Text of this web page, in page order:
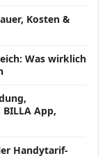
Kosten &
Was wirklich
App,
Handytarif-